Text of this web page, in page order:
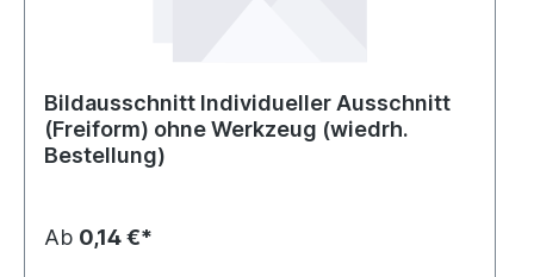
Bildausschnitt Individueller Ausschnitt
(Freiform) ohne Werkzeug (wiedrh.
Bestellung)
Ab 0,14 €*